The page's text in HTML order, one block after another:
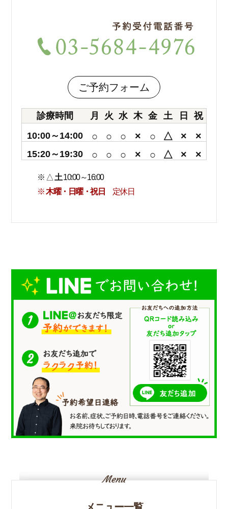
ご予約フォーム
診療時間 月 火 水 木 金 土 日
祝
10:00～14:00
○ ○ ○ × ○ △ × ×
15:20～19:30 ○ ○ ○ × ○ △ × ×
※ △ 土10:00～16:00
※木曜・日曜・祝日 定休日